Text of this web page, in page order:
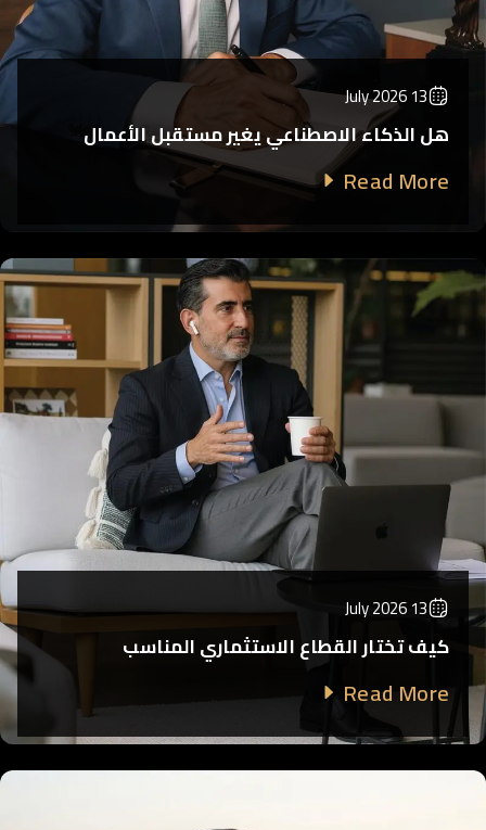
13 July 2026
هل الذكاء الاصطناعي يغير مستقبل الأعمال
Read More
13 July 2026
كيف تختار القطاع الاستثماري المناسب
Read More